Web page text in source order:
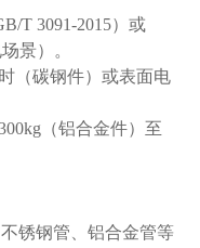
T 3091-2015）或
景）。
（碳钢件）或表面电
（铝合金件）至
锈钢管、铝合金管等